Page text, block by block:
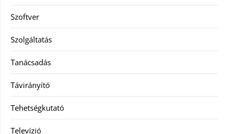
Szoftver
Szolgáltatás
Tanácsadás
Távirányító
Tehetségkutató
Televízió